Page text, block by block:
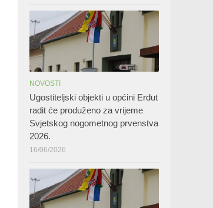
NOVOSTI
Ugostiteljski objekti u općini Erdut
radit će produženo za vrijeme
Svjetskog nogometnog prvenstva
2026.
16/06/2026